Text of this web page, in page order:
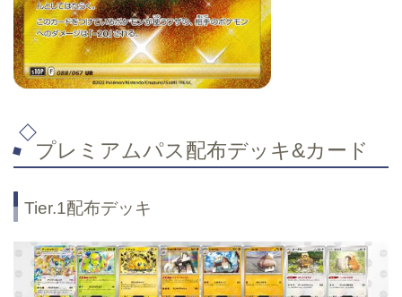
プレミアムパス配布デッキ&カード
Tier.1配布デッキ